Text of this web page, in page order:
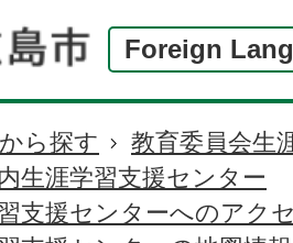
Foreign
ら探す
教育委員会生
生涯学習支援センター
支援センターへのアク